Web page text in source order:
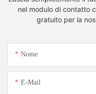
nel modulo di contatto
gratuito per la
Nome
E-Mail